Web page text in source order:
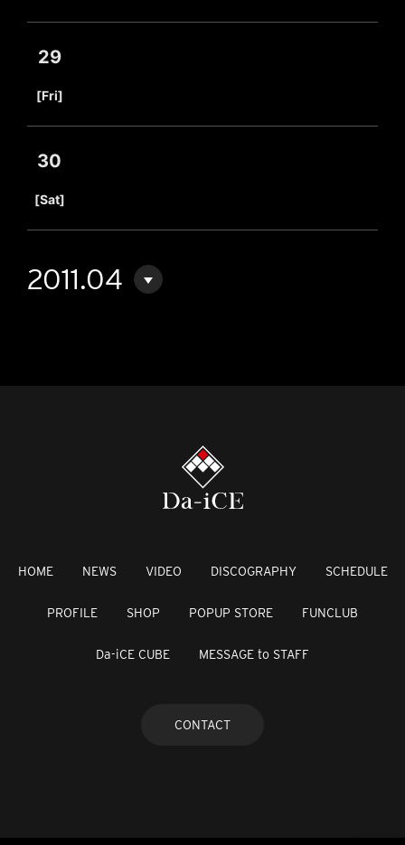
29
[Fri]
30
[Sat]
2011.04
HOME NEWS VIDEO DISCOGRAPHY SCHEDULE
PROFILE SHOP POPUP STORE FUNCLUB
Da-iCE CUBE MESSAGE to STAFF
CONTACT